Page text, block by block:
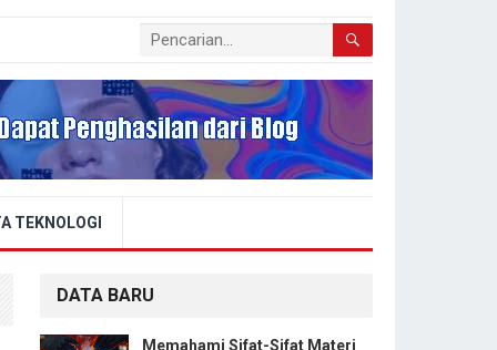
TEKNOLOGI
DATA BARU
Memahami Sifat-Sifat Materi